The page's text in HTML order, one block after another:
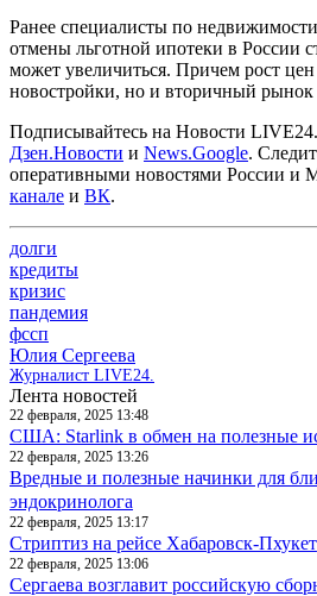
Ранее специалисты по недвижимости
отмены льготной ипотеки в России
может увеличиться. Причем рост цен
новостройки, но и вторичный рынок
Подписывайтесь на Новости
Дзен.Новости и News.Google.
оперативными новостями России и
канале и ВК.
долги
кредиты
кризис
пандемия
фссп
Юлия Сергеева
Журналист LIVE24.
Лента новостей
22 февраля, 2025 13:48
США: Starlink в обмен на полезные
22 февраля, 2025 13:26
Вредные и полезные начинки для
эндокринолога
22 февраля, 2025 13:17
Стриптиз на рейсе Хабаровск-Пхукет
22 февраля, 2025 13:06
Сергаева возглавит российскую